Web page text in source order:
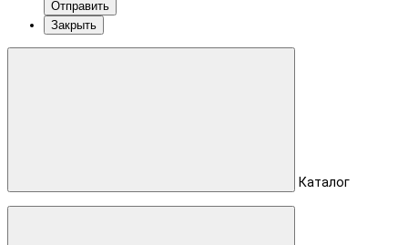
Отправить
Закрыть
Каталог